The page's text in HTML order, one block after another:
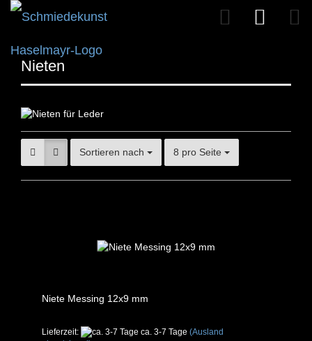
Nieten
Sortieren nach 8 pro Seite
Niete Messing 12x9 mm
Lieferzeit: ca. 3-7 Tage (Ausland